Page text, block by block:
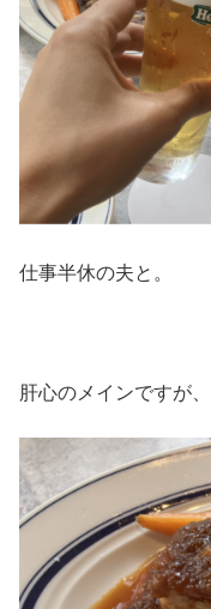
仕事半休の夫と。
肝心のメインですが、